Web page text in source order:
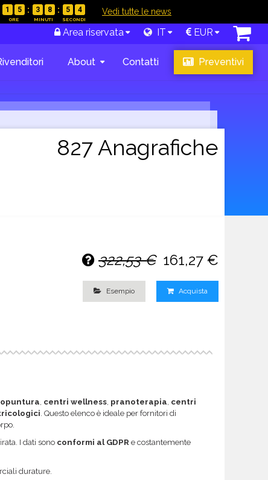
1 5 3 8 5 3 Vedi tutte le news
Area riservata IT EUR
About Contatti Preventivi
827 Anagrafiche
322,53 € 161,27 €
Esempio Acquista
centri wellness pranoterapia centri
. Questo elenco è ideale per fornitori di
I dati sono conformi al GDPR e costantemente
durature.